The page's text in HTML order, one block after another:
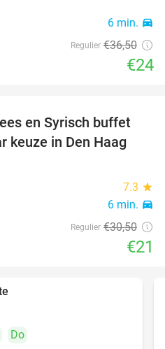
6 min. directions_car
Regulier €36,50
€24
31%
en Syrisch buffet
keuze in Den Haag
7.3 star
6 min. directions_car
Regulier €30,50
€21
Do